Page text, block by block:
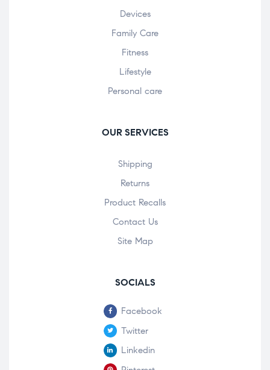
Devices
Family Care
Fitness
Lifestyle
Personal care
OUR SERVICES
Shipping
Returns
Product Recalls
Contact Us
Site Map
SOCIALS
Facebook
Twitter
Linkedin